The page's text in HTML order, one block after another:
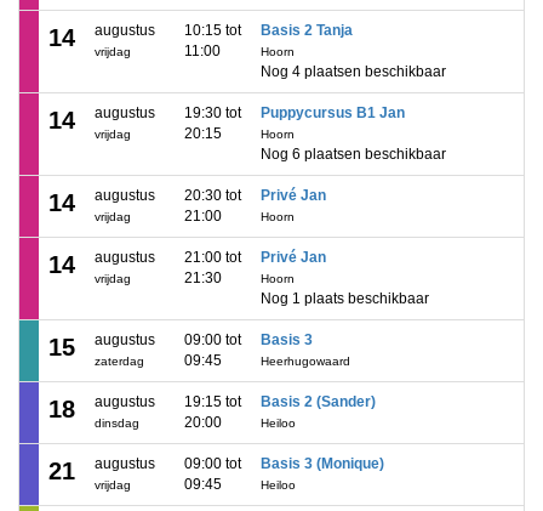
14 augustus
vrijdag
10:15 tot
11:00
Basis 2 Tanja
Hoorn
Nog 4 plaatsen beschikbaar
14 augustus
vrijdag
19:30 tot
20:15
Puppycursus B1 Jan
Hoorn
Nog 6 plaatsen beschikbaar
14 augustus
vrijdag
20:30 tot
21:00
Privé Jan
Hoorn
14 augustus
vrijdag
21:00 tot
21:30
Privé Jan
Hoorn
Nog 1 plaats beschikbaar
15 augustus
zaterdag
09:00 tot
09:45
Basis 3
Heerhugowaard
18 augustus
dinsdag
19:15 tot
20:00
Basis 2 (Sander)
Heiloo
21 augustus
vrijdag
09:00 tot
09:45
Basis 3 (Monique)
Heiloo